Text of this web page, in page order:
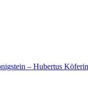
– Hubertus